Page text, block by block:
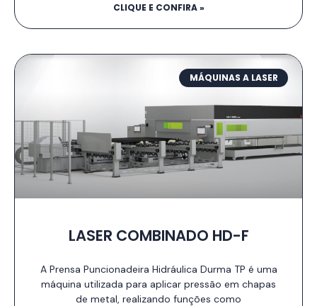
CLIQUE E CONFIRA »
MÁQUINAS A LASER
LASER COMBINADO HD-F
A Prensa Puncionadeira Hidráulica Durma TP é uma
máquina utilizada para aplicar pressão em chapas
de metal, realizando funções como